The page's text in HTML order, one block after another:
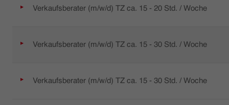
Verkaufsberater (m/w/d) TZ ca. 15 - 20 Std. / Woche
Verkaufsberater (m/w/d) TZ ca. 15 - 30 Std. / Woche
Verkaufsberater (m/w/d) TZ ca. 15 - 30 Std. / Woche